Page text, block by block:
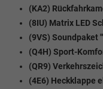
(KA2)
(8IU) Matrix LED
(9VS) Soundpaket
(Q4H) Sport-
(QR9)
(4E6) Heckklappe